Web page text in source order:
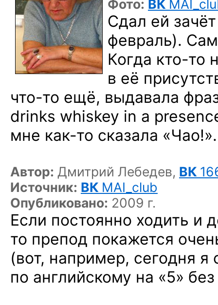
Фото: ВК
Сдал ей
февраль).
Когда кто-то
в её
что-то ещё, выдавала
drinks whiskey in a
мне как-то сказала «Чао!».
Автор: Дмитрий Лебедев, ВК
Источник: ВК MAI_club
Опубликовано: 2009 г.
Если постоянно ходить и
то препод покажется
(вот, например, сегодня я
по английскому на «5»